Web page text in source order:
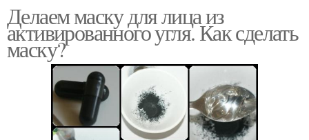
Делаем маску для лица из
активированного угля. Как сделать
маску?